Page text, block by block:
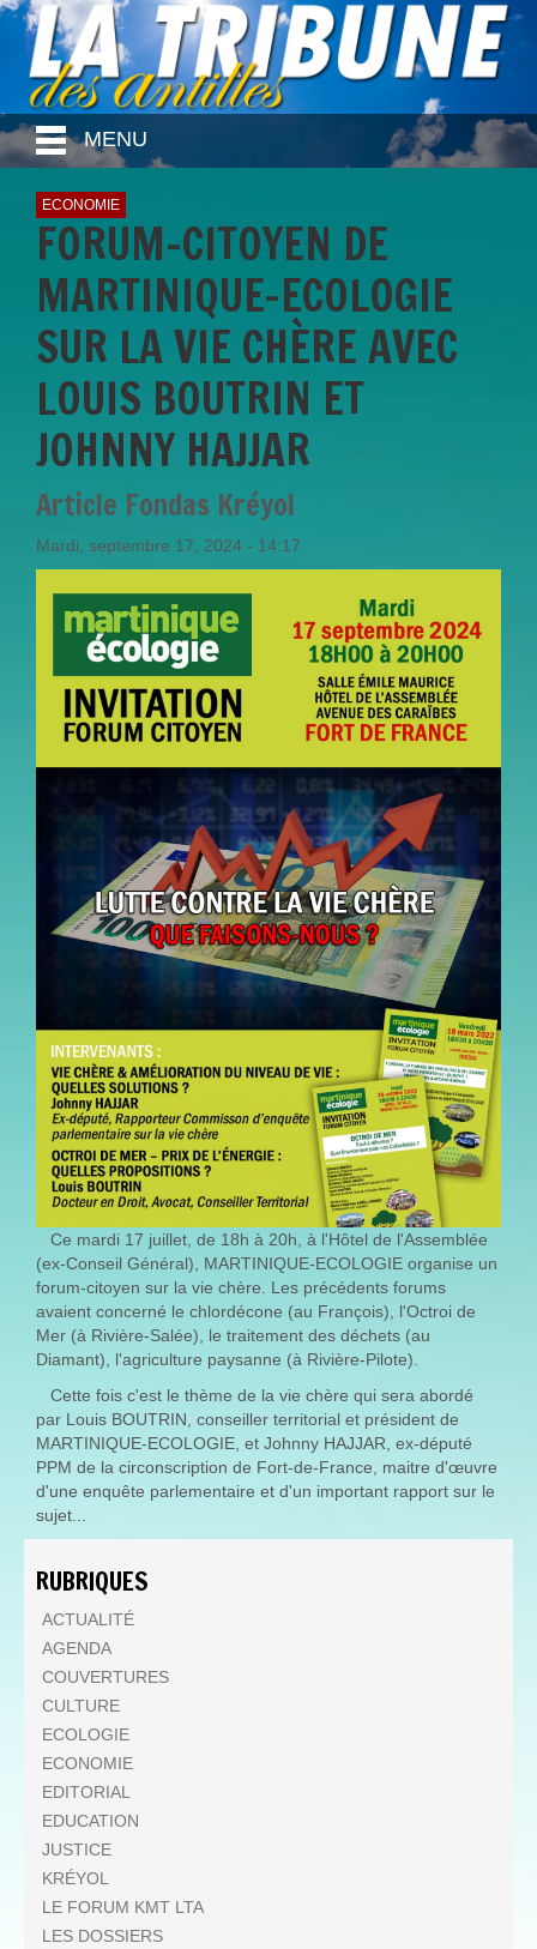
MENU
ECONOMIE
FORUM-CITOYEN DE
MARTINIQUE-ECOLOGIE
SUR LA VIE CHÈRE AVEC
LOUIS BOUTRIN ET
JOHNNY HAJJAR
Article Fondas Kréyol
Mardi, septembre 17, 2024 - 14:17
Ce mardi 17 juillet, de 18h à 20h, à l'Hôtel de l'Assemblée
(ex-Conseil Général), MARTINIQUE-ECOLOGIE organise un
forum-citoyen sur la vie chère. Les précédents forums
avaient concerné le chlordécone (au François), l'Octroi de
Mer (à Rivière-Salée), le traitement des déchets (au
Diamant), l'agriculture paysanne (à Rivière-Pilote).
Cette fois c'est le thème de la vie chère qui sera abordé
par Louis BOUTRIN, conseiller territorial et président de
MARTINIQUE-ECOLOGIE, et Johnny HAJJAR, ex-député
PPM de la circonscription de Fort-de-France, maitre d'œuvre
d'une enquête parlementaire et d'un important rapport sur le
sujet...
RUBRIQUES
ACTUALITÉ
AGENDA
COUVERTURES
CULTURE
ECOLOGIE
ECONOMIE
EDITORIAL
EDUCATION
JUSTICE
KRÉYOL
LE FORUM KMT LTA
LES DOSSIERS